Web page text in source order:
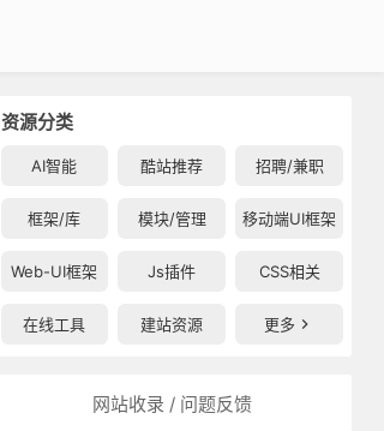
资源分类
AI智能 酷站推荐 招聘/兼职
框架/库 模块/管理 移动端UI框架
Web-UI框架 Js插件 CSS相关
在线工具 建站资源 更多
网站收录 / 问题反馈